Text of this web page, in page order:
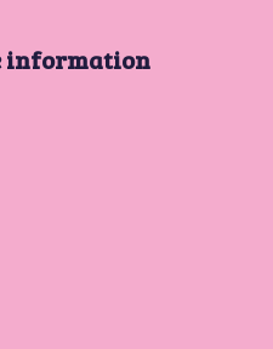
information